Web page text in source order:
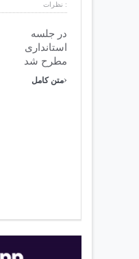
نظرات :
در جلسه
استانداری
مطرح شد
متن کامل›